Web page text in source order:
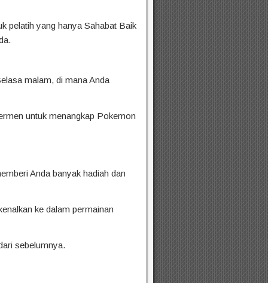
pelatih yang hanya Sahabat Baik
malam, di mana Anda
untuk menangkap Pokemon
Anda banyak hadiah dan
ke dalam permainan
sebelumnya.